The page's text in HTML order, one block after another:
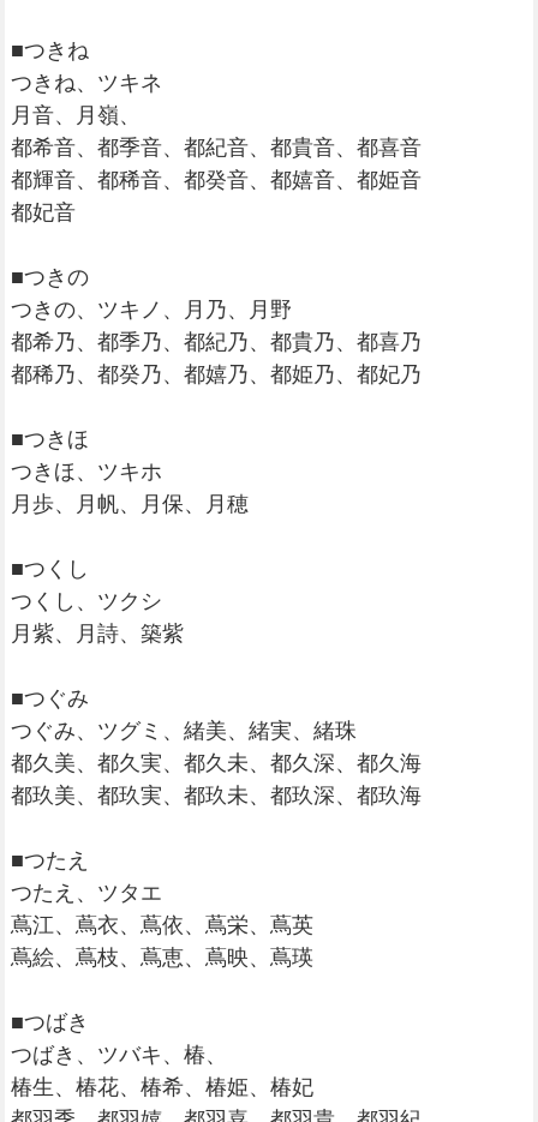
■つきね
つきね、ツキネ
月音、月嶺、
都希音、都季音、都紀音、都貴音、都喜音
都輝音、都稀音、都癸音、都嬉音、都姫音
都妃音
■つきの
つきの、ツキノ、月乃、月野
都希乃、都季乃、都紀乃、都貴乃、都喜乃
都稀乃、都癸乃、都嬉乃、都姫乃、都妃乃
■つきほ
つきほ、ツキホ
月歩、月帆、月保、月穂
■つくし
つくし、ツクシ
月紫、月詩、築紫
■つぐみ
つぐみ、ツグミ、緒美、緒実、緒珠
都久美、都久実、都久未、都久深、都久海
都玖美、都玖実、都玖未、都玖深、都玖海
■つたえ
つたえ、ツタエ
蔦江、蔦衣、蔦依、蔦栄、蔦英
蔦絵、蔦枝、蔦恵、蔦映、蔦瑛
■つばき
つばき、ツバキ、椿、
椿生、椿花、椿希、椿姫、椿妃